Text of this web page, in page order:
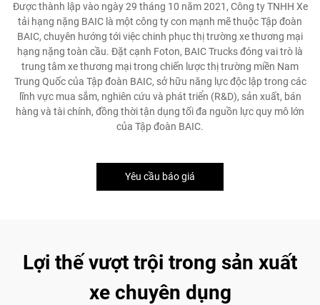
Được thành lập vào ngày 29 tháng 10 năm 2021, Công ty TNHH Xe
tải hạng nặng BAIC là một công ty con mạnh mẽ thuộc Tập đoàn
BAIC, chuyên hướng tới việc chinh phục thị trường xe thương mại
hạng nặng toàn cầu. Đặt cạnh Foton, BAIC Trucks đóng vai trò là
trung tâm xe thương mại trong chiến lược thị trường miền Nam
Trung Quốc của Tập đoàn BAIC, sở hữu năng lực độc lập trong các
lĩnh vực mua sắm, nghiên cứu và phát triển (R&D), sản xuất, bán
hàng và tài chính, đồng thời tận dụng tối đa nguồn lực quy mô lớn
của Tập đoàn BAIC.
Yêu cầu báo giá
Lợi thế vượt trội trong sản xuất
xe chuyên dụng